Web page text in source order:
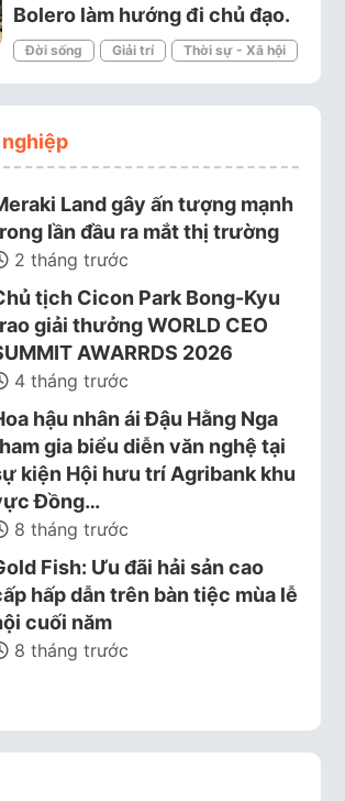
Bolero làm hướng đi chủ đạo.
Đời sống Giải trí Thời sự - Xã hội
Land gây ấn tượng mạnh
lần đầu ra mắt thị trường
2 tháng trước
tịch Cicon Park Bong-Kyu
giải thưởng WORLD CEO
AWARRDS 2026
4 tháng trước
hậu nhân ái Đậu Hằng Nga
gia biểu diễn văn nghệ tại
kiện Hội hưu trí Agribank khu
Đồng…
8 tháng trước
Fish: Ưu đãi hải sản cao
hấp dẫn trên bàn tiệc mùa lễ
cuối năm
8 tháng trước